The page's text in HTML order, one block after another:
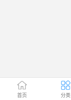
首页 分类